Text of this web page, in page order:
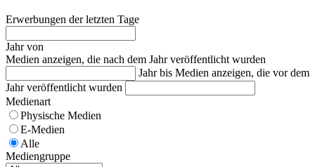
Erwerbungen der letzten Tage
Jahr von
Medien anzeigen, die nach dem Jahr veröffentlicht wurden
Jahr bis Medien anzeigen, die vor dem
Jahr veröffentlicht wurden
Medienart
Physische Medien
E-Medien
Alle
Mediengruppe